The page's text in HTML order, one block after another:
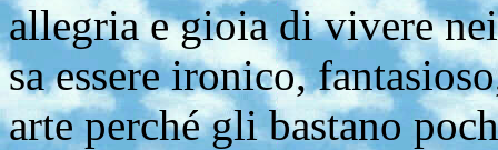
allegria e gioia di vivere
sa essere ironico,
arte perché gli bastano